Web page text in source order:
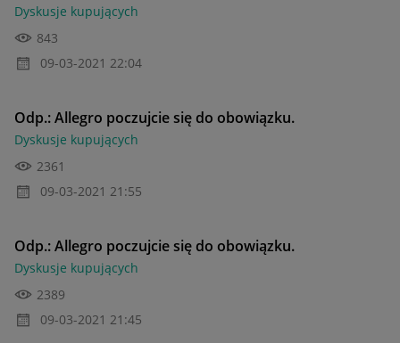
Dyskusje kupujących
843
‎09-03-2021 22:04
Odp.: Allegro poczujcie się do obowiązku.
Dyskusje kupujących
2361
‎09-03-2021 21:55
Odp.: Allegro poczujcie się do obowiązku.
Dyskusje kupujących
2389
‎09-03-2021 21:45